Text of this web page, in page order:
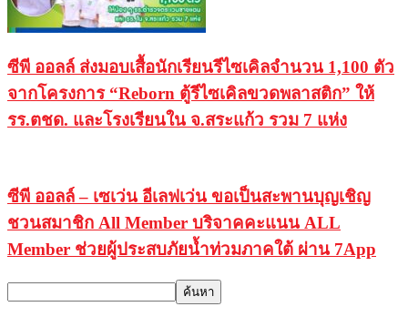
ซีพี ออลล์ ส่งมอบเสื้อนักเรียนรีไซเคิลจำนวน 1,100 ตัว
จากโครงการ “Reborn ตู้รีไซเคิลขวดพลาสติก” ให้
รร.ตชด. และโรงเรียนใน จ.สระแก้ว รวม 7 แห่ง
ซีพี ออลล์ – เซเว่น อีเลฟเว่น ขอเป็นสะพานบุญเชิญ
ชวนสมาชิก All Member บริจาคคะแนน ALL
Member ช่วยผู้ประสบภัยน้ำท่วมภาคใต้ ผ่าน 7App